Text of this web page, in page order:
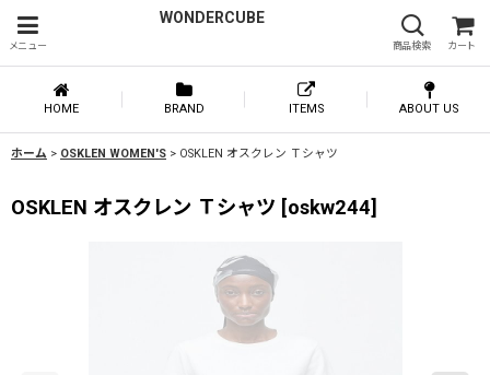
メニュー
WONDERCUBE
商品検索 カート
HOME BRAND ITEMS ABOUT US
ホーム > OSKLEN WOMEN'S > OSKLEN オスクレン Ｔシャツ
OSKLEN オスクレン Ｔシャツ [oskw244]